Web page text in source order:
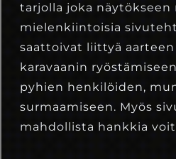
tarjolla joka näytökseen
mielenkiintoisia
saattoivat liittyä
karavaanin
pyhien henkilöiden,
surmaamiseen. Myös
mahdollista hankkia